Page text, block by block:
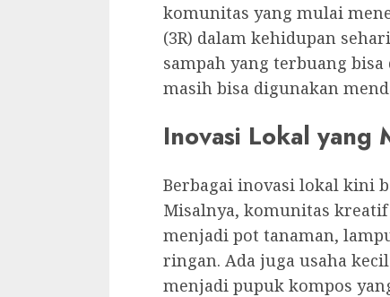
komunitas yang mulai
(3R) dalam kehidupan
sampah yang terbuang
masih bisa digunakan
Inovasi Lokal yang
Berbagai inovasi lokal kini
Misalnya, komunitas
menjadi pot tanaman,
ringan. Ada juga usaha
menjadi pupuk kompos